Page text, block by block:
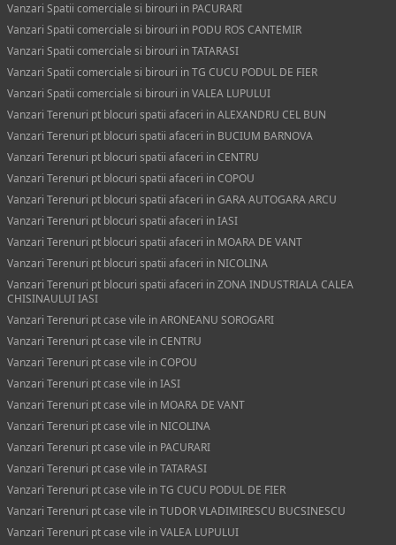
Vanzari Spatii comerciale si birouri in PACURARI
Vanzari Spatii comerciale si birouri in PODU ROS CANTEMIR
Vanzari Spatii comerciale si birouri in TATARASI
Vanzari Spatii comerciale si birouri in TG CUCU PODUL DE FIER
Vanzari Spatii comerciale si birouri in VALEA LUPULUI
Vanzari Terenuri pt blocuri spatii afaceri in ALEXANDRU CEL BUN
Vanzari Terenuri pt blocuri spatii afaceri in BUCIUM BARNOVA
Vanzari Terenuri pt blocuri spatii afaceri in CENTRU
Vanzari Terenuri pt blocuri spatii afaceri in COPOU
Vanzari Terenuri pt blocuri spatii afaceri in GARA AUTOGARA ARCU
Vanzari Terenuri pt blocuri spatii afaceri in IASI
Vanzari Terenuri pt blocuri spatii afaceri in MOARA DE VANT
Vanzari Terenuri pt blocuri spatii afaceri in NICOLINA
Vanzari Terenuri pt blocuri spatii afaceri in ZONA INDUSTRIALA CALEA
CHISINAULUI IASI
Vanzari Terenuri pt case vile in ARONEANU SOROGARI
Vanzari Terenuri pt case vile in CENTRU
Vanzari Terenuri pt case vile in COPOU
Vanzari Terenuri pt case vile in IASI
Vanzari Terenuri pt case vile in MOARA DE VANT
Vanzari Terenuri pt case vile in NICOLINA
Vanzari Terenuri pt case vile in PACURARI
Vanzari Terenuri pt case vile in TATARASI
Vanzari Terenuri pt case vile in TG CUCU PODUL DE FIER
Vanzari Terenuri pt case vile in TUDOR VLADIMIRESCU BUCSINESCU
Vanzari Terenuri pt case vile in VALEA LUPULUI